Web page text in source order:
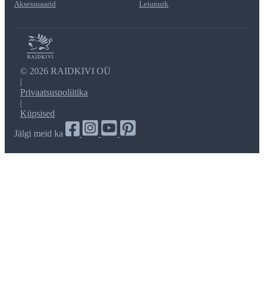
Aksessuaarid
Leiunurk
© 2026 RAIDKIVI OÜ
|
Privaatsuspoliitika
|
Küpsised
Jälgi meid ka